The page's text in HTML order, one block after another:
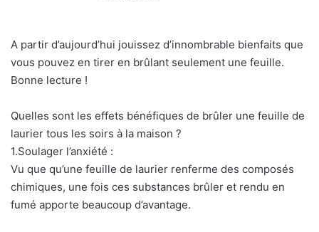
A partir d’aujourd’hui jouissez d’innombrable bienfaits que
vous pouvez en tirer en brûlant seulement une feuille.
Bonne lecture !
Quelles sont les effets bénéfiques de brûler une feuille de
laurier tous les soirs à la maison ?
1.Soulager l’anxiété :
Vu que qu’une feuille de laurier renferme des composés
chimiques, une fois ces substances brûler et rendu en
fumé apporte beaucoup d’avantage.